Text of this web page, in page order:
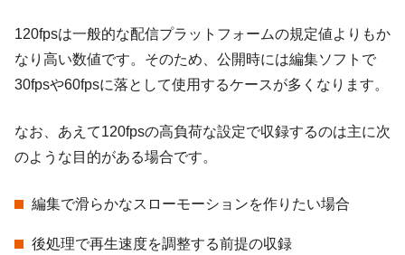
120fpsは一般的な配信プラットフォームの規定値よりもか
なり高い数値です。そのため、公開時には編集ソフトで
30fpsや60fpsに落として使用するケースが多くなります。
なお、あえて120fpsの高負荷な設定で収録するのは主に次
のような目的がある場合です。
編集で滑らかなスローモーションを作りたい場合
後処理で再生速度を調整する前提の収録